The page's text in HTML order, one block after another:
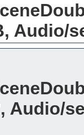
Audio/
Audio/